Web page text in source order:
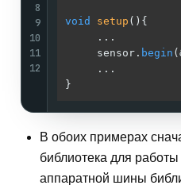
8
9
10
11
12
void
setup ()
     sensor.
begin
В обоих примерах
библиотека для
аппаратной шины